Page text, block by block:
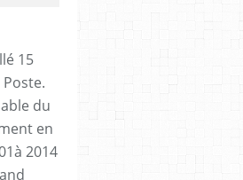
15
du
en
2014